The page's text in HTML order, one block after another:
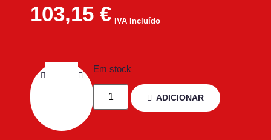
103,15 € IVA Incluído
Em stock
ADICIONAR